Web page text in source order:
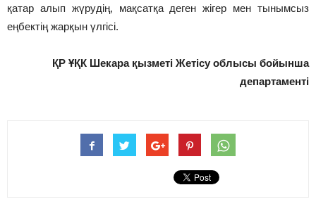
қатар алып жүрудің, мақсатқа деген жігер мен тынымсыз
еңбектің жарқын үлгісі.
ҚР ҰҚК Шекара қызметі Жетісу облысы бойынша
департаменті